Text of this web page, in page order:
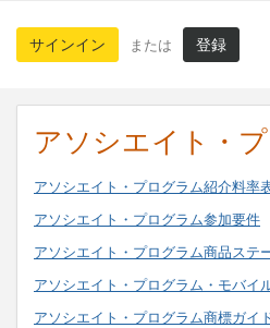
サインイン または 登録
アソシエイト・
アソシエイト・プログラム紹介料率
アソシエイト・プログラム参加要件
アソシエイト・プログラム商品ステ
アソシエイト・プログラム・モバイ
アソシエイト・プログラム商標ガイ